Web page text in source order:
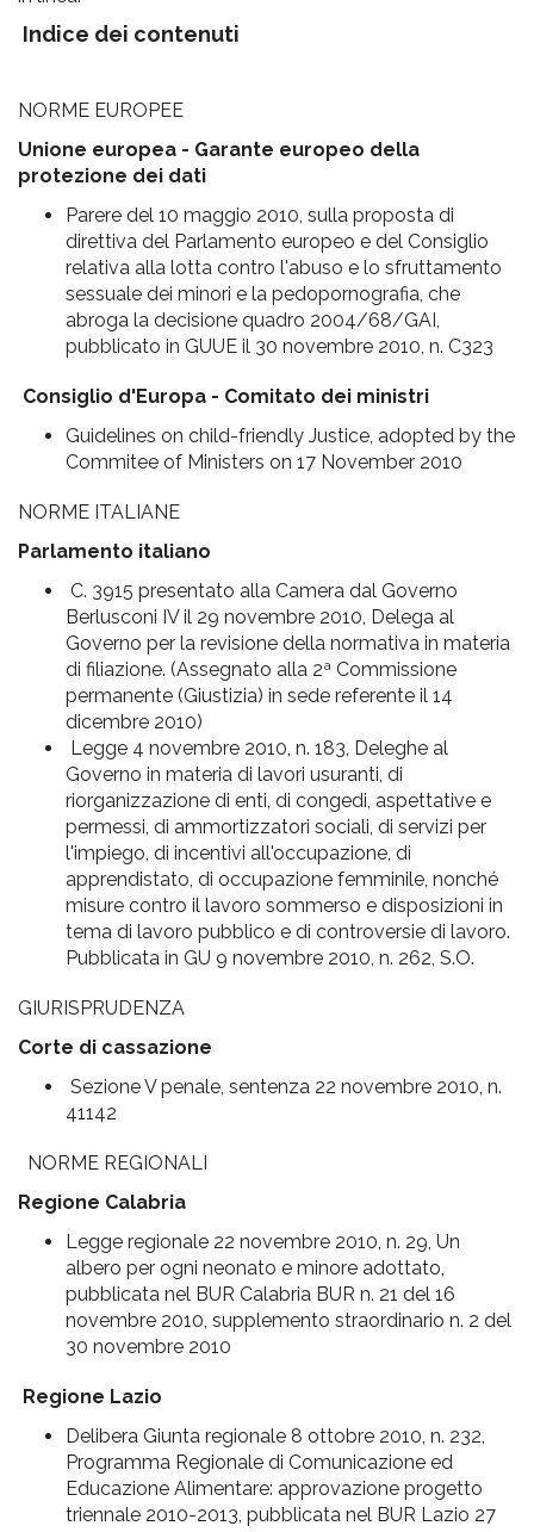
Indice dei contenuti
NORME EUROPEE
Unione europea - Garante europeo della
protezione dei dati
Parere del 10 maggio 2010, sulla proposta di
direttiva del Parlamento europeo e del Consiglio
relativa alla lotta contro l'abuso e lo sfruttamento
sessuale dei minori e la pedopornografia, che
abroga la decisione quadro 2004/68/GAI,
pubblicato in GUUE il 30 novembre 2010, n. C323
Consiglio d'Europa - Comitato dei ministri
Guidelines on child-friendly Justice, adopted by the
Commitee of Ministers on 17 November 2010
NORME ITALIANE
Parlamento italiano
C. 3915 presentato alla Camera dal Governo
Berlusconi IV il 29 novembre 2010, Delega al
Governo per la revisione della normativa in materia
di filiazione. (Assegnato alla 2ª Commissione
permanente (Giustizia) in sede referente il 14
dicembre 2010)
Legge 4 novembre 2010, n. 183, Deleghe al
Governo in materia di lavori usuranti, di
riorganizzazione di enti, di congedi, aspettative e
permessi, di ammortizzatori sociali, di servizi per
l'impiego, di incentivi all'occupazione, di
apprendistato, di occupazione femminile, nonché
misure contro il lavoro sommerso e disposizioni in
tema di lavoro pubblico e di controversie di lavoro.
Pubblicata in GU 9 novembre 2010, n. 262, S.O.
GIURISPRUDENZA
Corte di cassazione
Sezione V penale, sentenza 22 novembre 2010, n.
41142
NORME REGIONALI
Regione Calabria
Legge regionale 22 novembre 2010, n. 29, Un
albero per ogni neonato e minore adottato,
pubblicata nel BUR Calabria BUR n. 21 del 16
novembre 2010, supplemento straordinario n. 2 del
30 novembre 2010
Regione Lazio
Delibera Giunta regionale 8 ottobre 2010, n. 232,
Programma Regionale di Comunicazione ed
Educazione Alimentare: approvazione progetto
triennale 2010-2013, pubblicata nel BUR Lazio 27